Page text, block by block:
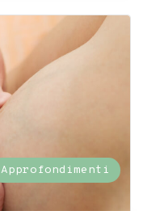
Approfondimenti